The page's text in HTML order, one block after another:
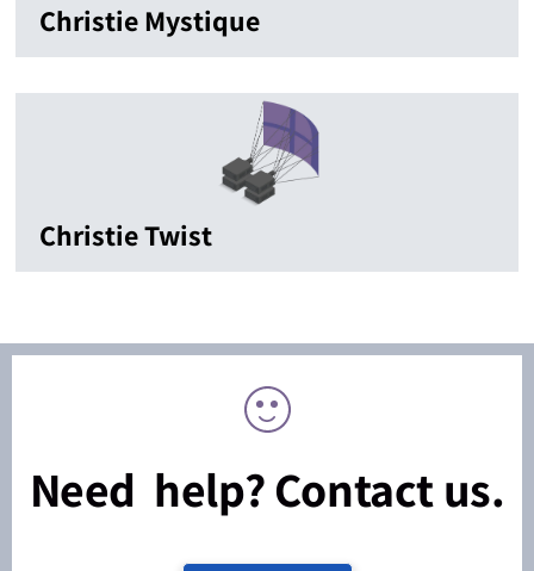
Christie Mystique
Christie Twist
Need help? Contact us.